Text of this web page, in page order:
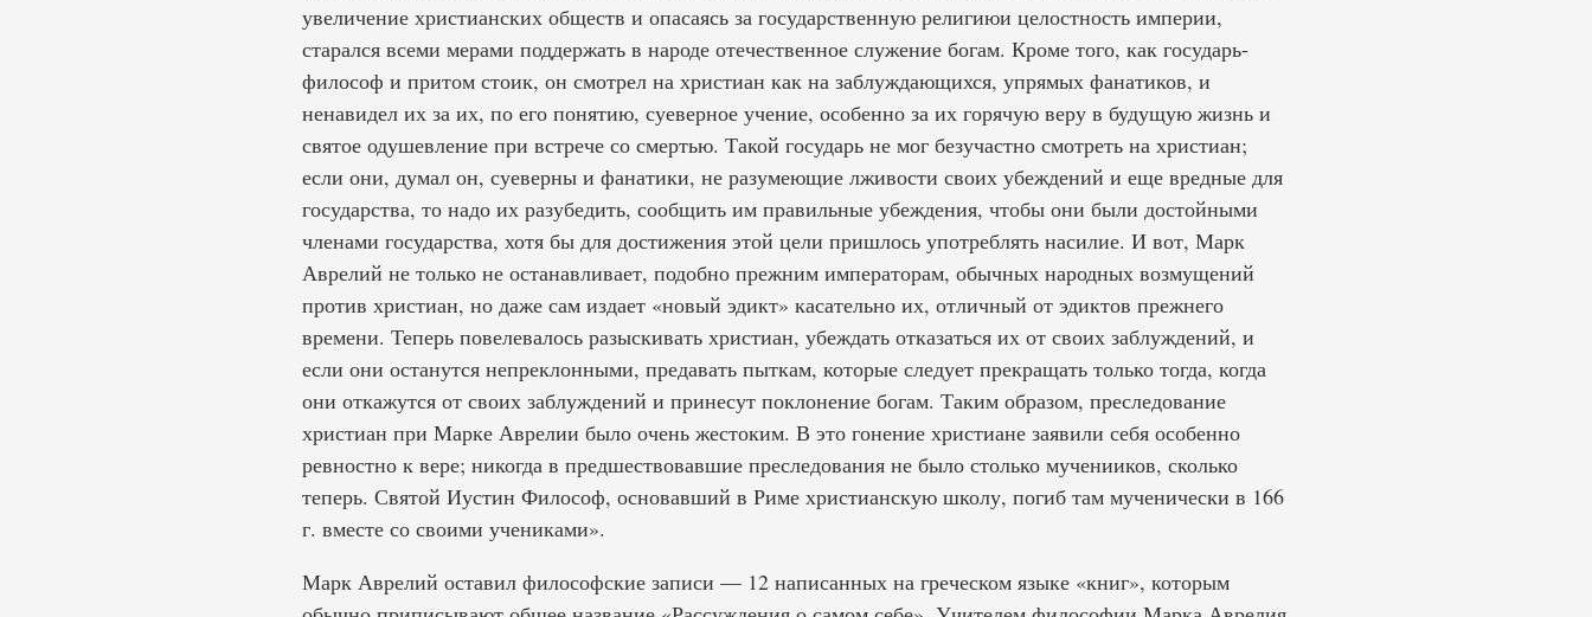
увеличение христианских обществ и опасаясь за государственную религиюи целостность империи,
старался всеми мерами поддержать в народе отечественное служение богам. Кроме того, как государь-
философ и притом стоик, он смотрел на христиан как на заблуждающихся, упрямых фанатиков, и
ненавидел их за их, по его понятию, суеверное учение, особенно за их горячую веру в будущую жизнь и
святое одушевление при встрече со смертью. Такой государь не мог безучастно смотреть на христиан;
если они, думал он, суеверны и фанатики, не разумеющие лживости своих убеждений и еще вредные для
государства, то надо их разубедить, сообщить им правильные убеждения, чтобы они были достойными
членами государства, хотя бы для достижения этой цели пришлось употреблять насилие. И вот, Марк
Аврелий не только не останавливает, подобно прежним императорам, обычных народных возмущений
против христиан, но даже сам издает «новый эдикт» касательно их, отличный от эдиктов прежнего
времени. Теперь повелевалось разыскивать христиан, убеждать отказаться их от своих заблуждений, и
если они останутся непреклонными, предавать пыткам, которые следует прекращать только тогда, когда
они откажутся от своих заблуждений и принесут поклонение богам. Таким образом, преследование
христиан при Марке Аврелии было очень жестоким. В это гонение христиане заявили себя особенно
ревностно к вере; никогда в предшествовавшие преследования не было столько мученииков, сколько
теперь. Святой Иустин Философ, основавший в Риме христианскую школу, погиб там мученически в 166
г. вместе со своими учениками».
Марк Аврелий оставил философские записи — 12 написанных на греческом языке «книг», которым